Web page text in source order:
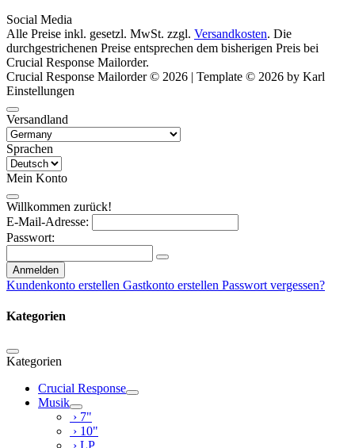
Social Media
Alle Preise inkl. gesetzl. MwSt. zzgl. Versandkosten. Die
durchgestrichenen Preise entsprechen dem bisherigen Preis bei
Crucial Response Mailorder.
Crucial Response Mailorder © 2026 | Template © 2026 by Karl
Einstellungen
Versandland
Sprachen
Mein Konto
Willkommen zurück!
E-Mail-Adresse:
Passwort:
Anmelden
Kundenkonto erstellen Gastkonto erstellen Passwort vergessen?
Kategorien
Kategorien
Crucial Response
Musik
› 7"
› 10"